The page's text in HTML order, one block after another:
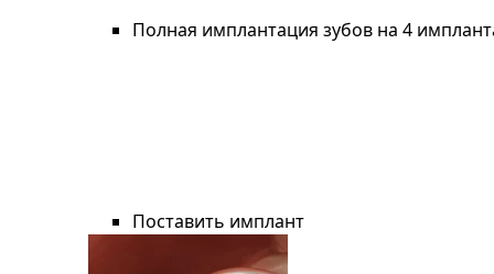
Полная имплантация зубов на 4
Поставить имплант